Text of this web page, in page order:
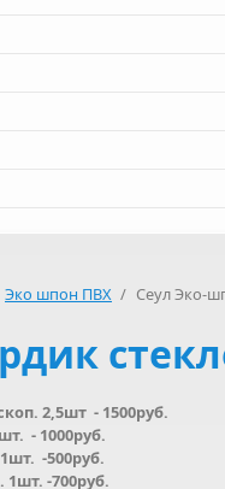
Эко шпон ПВХ / Сеул Эко-
2,5шт - 1500руб.
- 1000руб.
-500руб.
-700руб.